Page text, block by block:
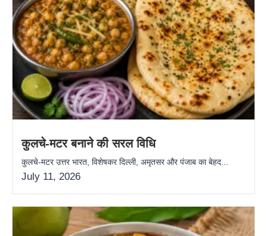
कुलचे-मटर बनाने की सरल विधि
कुलचे-मटर उत्तर भारत, विशेषकर दिल्ली, अमृतसर और पंजाब का बेहद...
July 11, 2026